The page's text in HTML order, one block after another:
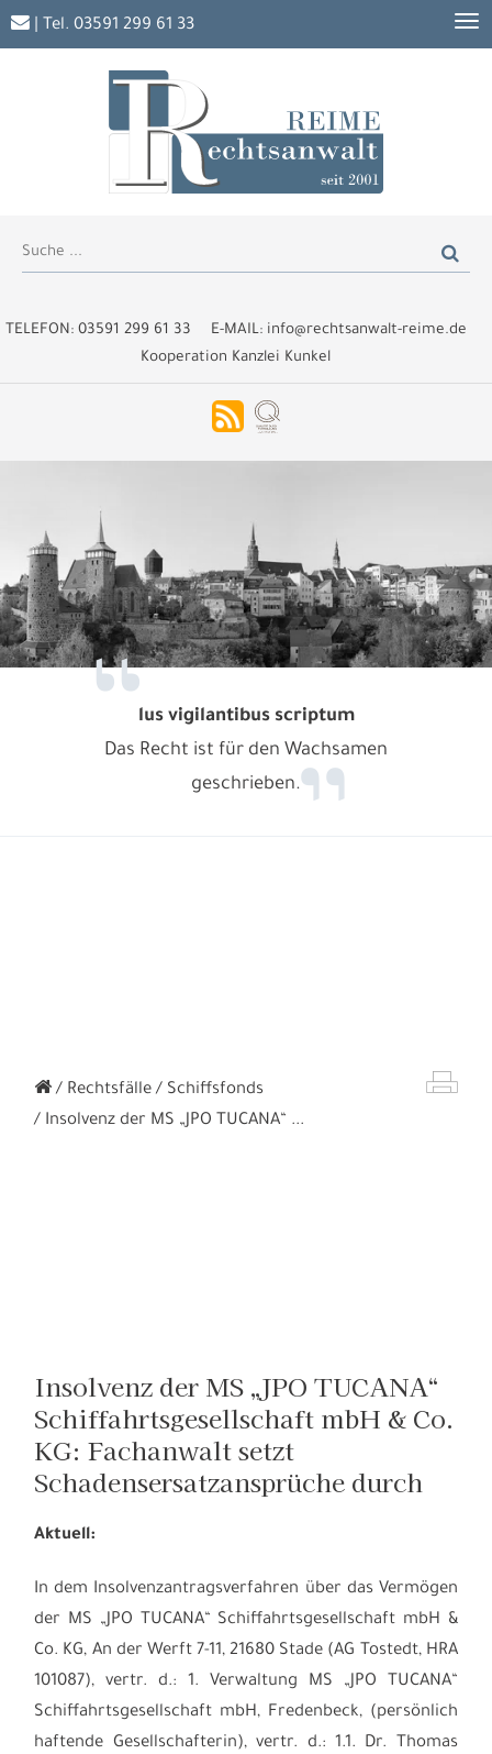
TELEFON: 03591 299 61 33 E-MAIL: info@rechtsanwalt-reime.de
Kooperation Kanzlei Kunkel
| Tel. 03591 299 61 33
lus vigilantibus scriptum
Das Recht ist für den Wachsamen
geschrieben.
Rechtsfälle
Schiffsfonds
Insolvenz der MS „JPO TUCANA“ ...
Insolvenz der MS „JPO TUCANA“
Schiffahrtsgesellschaft mbH & Co.
KG: Fachanwalt setzt
Schadensersatzansprüche durch
Aktuell:
In dem Insolvenzantragsverfahren über das Vermögen
der MS „JPO TUCANA“ Schiffahrtsgesellschaft mbH &
Co. KG, An der Werft 7-11, 21680 Stade (AG Tostedt, HRA
101087), vertr. d.: 1. Verwaltung MS „JPO TUCANA“
Schiffahrtsgesellschaft mbH, Fredenbeck, (persönlich
haftende Gesellschafterin), vertr. d.: 1.1. Dr. Thomas